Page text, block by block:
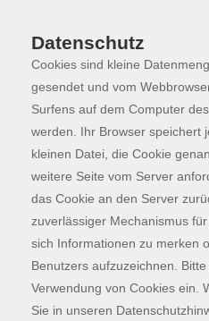
Skip to main content
Programm
Der Kurs konnte nicht
Datenschutz
Cookies sind kleine
gesendet und vom
Surfens auf dem Computer
werden. Ihr Browser speichert
kleinen Datei, die Cookie
weitere Seite vom Server
das Cookie an den Server
zuverlässiger Mechanismus
sich Informationen zu merken
Benutzers aufzuzeichnen.
Verwendung von Cookies ein.
Sie in unseren